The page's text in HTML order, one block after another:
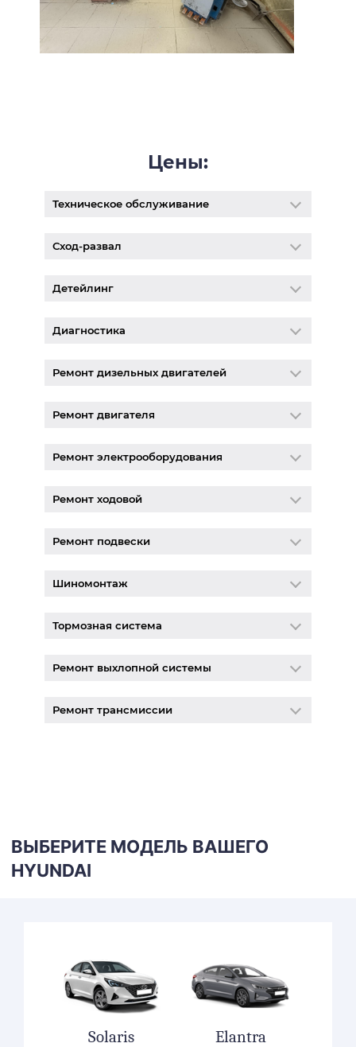
Цены:
Техническое обслуживание
Сход-развал
Детейлинг
Диагностика
Ремонт дизельных двигателей
Ремонт двигателя
Ремонт электрооборудования
Ремонт ходовой
Ремонт подвески
Шиномонтаж
Тормозная система
Ремонт выхлопной системы
Ремонт трансмиссии
ВЫБЕРИТЕ МОДЕЛЬ ВАШЕГО
HYUNDAI
Solaris Elantra